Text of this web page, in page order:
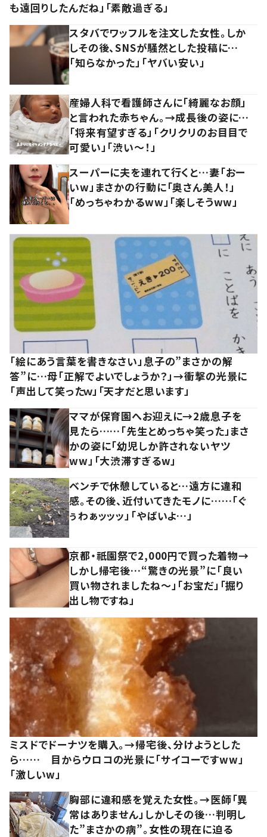
も遠回りしたんだね」「素敵過ぎる」
スタバでワッフルを注文した女性。しか
しその後、SNSが騒然とした投稿に…
「知らなかった」「ヤバい安い」
産婦人科で看護師さんに「綺麗なお顔」
と言われた赤ちゃん。→成長後の姿に…
「将来有望すぎる」「クリクリのお目目で
可愛い」「渋い～！」
スーパーに夫を連れて行くと…妻「おー
いw」まさかの行動に「奥さん美人！」
「めっちゃわかるww」「楽しそうww」
「絵にあう言葉を書きなさい」息子の”まさかの解
答”に…母「正解でよいでしょうか？」→衝撃の光景に
「声出して笑ったｗ」「天才だと思います」
ママが保育園へお迎えに→2歳息子を
見たら……「先生とめっちゃ笑った」まさ
かの姿に「幼児しか許されないヤツ
ww」「大渋滞すぎるw」
ベンチで休憩していると…遠方に違和
感。その後、近付いてきたモノに……「ぐ
ぅわぁッッッ」「やばいよ…」
京都・祇園祭で2,000円で買った着物→
しかし帰宅後…“驚きの光景”に「良い
買い物されましたね～」「お宝だ」「掘り
出し物ですね」
ミスドでドーナツを購入。→帰宅後、分けようとした
ら…… 目からウロコの光景に「サイコーですww」
「激しいw」
胸部に違和感を覚えた女性。→医師「異
常はありません」しかしその後…判明し
た”まさかの病”。女性の現在に迫る